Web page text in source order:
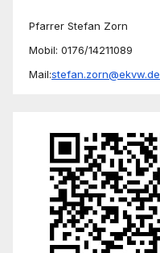
Pfarrer Stefan Zorn
Mobil: 0176/14211089
Mail:stefan.zorn@ekvw.de